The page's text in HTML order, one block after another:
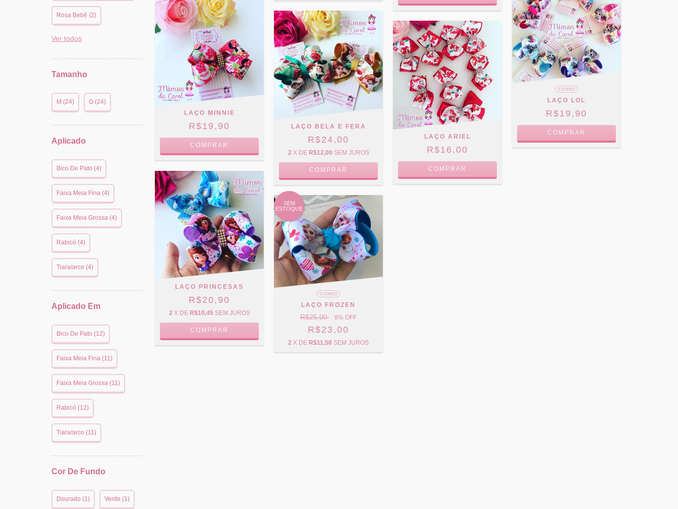
Rosa Bebê (2)
Ver todos
Tamanho
M (24) G (24)
Aplicado
Bico De Pato (4)
Faixa Meia Fina (4)
Faixa Meia Grossa (4)
Rabicó (4)
Tiara/arco (4)
Aplicado Em
Bico De Pato (12)
Faixa Meia Fina (11)
Faixa Meia Grossa (11)
Rabicó (12)
Tiara/arco (11)
Cor De Fundo
Dourado (1) Verde (1)
LAÇO MINNIE
R$19,90
COMPRAR
LAÇO BELA E FERA
R$24,00
2 X DE R$12,00 SEM JUROS
COMPRAR
LAÇO ARIEL
R$16,00
COMPRAR
5 CORES
LAÇO LOL
R$19,90
COMPRAR
LAÇO PRINCESAS
R$20,90
2 X DE R$10,45 SEM JUROS
COMPRAR
SEM
ESTOQUE
2 CORES
LAÇO FROZEN
R$25,00 8% OFF
R$23,00
2 X DE R$11,50 SEM JUROS